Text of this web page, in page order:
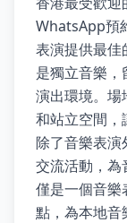
WhatsApp預
表演提供最佳
是獨立音樂
演出環境。場
和站立空間，
除了音樂表演
交流活動，為
僅是一個音樂
點，為本地音